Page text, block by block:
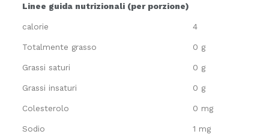
Linee guida nutrizionali (per porzione)
calorie 4
Totalmente grasso 0 g
Grassi saturi 0 g
Grassi insaturi 0 g
Colesterolo 0 mg
Sodio 1 mg